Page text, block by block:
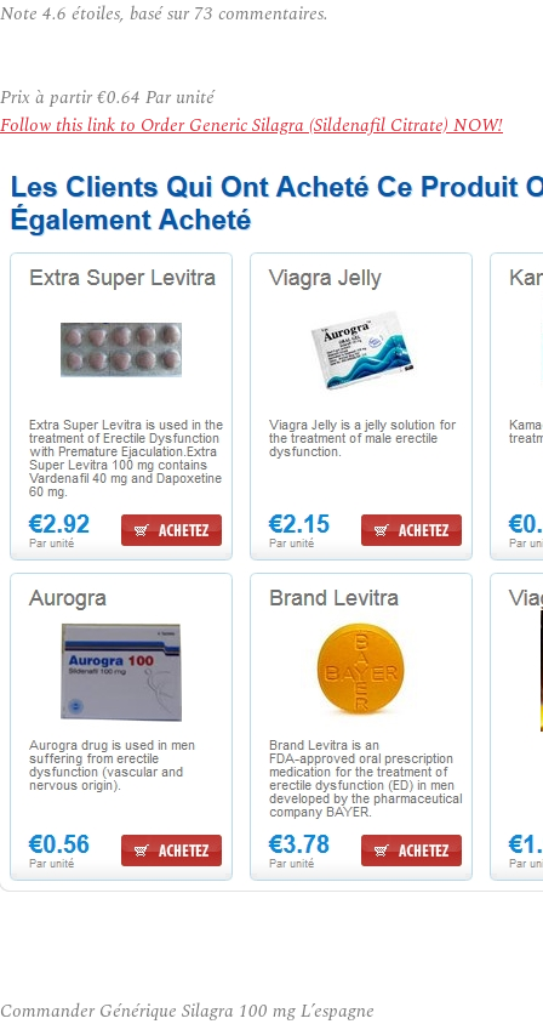
Note 4.6 étoiles, basé sur 73 commentaires.
Prix à partir€0.64 Par unité
Follow this link to Order Generic Silagra (Sildenafil Citrate) NOW!
Commander Générique Silagra 100 mg L’espagne